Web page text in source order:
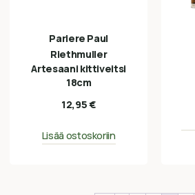
Pariere Paul
Riethmuller
Artesaani kittiveitsi
18cm
12,95€
Lisää ostoskoriin